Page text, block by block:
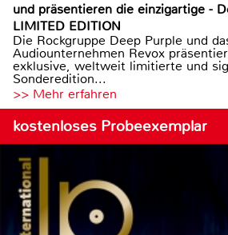
und präsentieren die einzigartige -
LIMITED EDITION
Die Rockgruppe Deep Purple und
Audiounternehmen Revox
exklusive, weltweit limitierte und
Sonderedition...
>> Mehr erfahren
kostenloses Probeexemplar